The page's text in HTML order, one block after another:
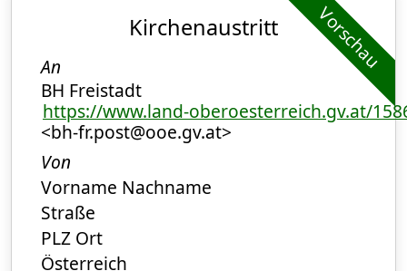
Vorschau
Kirchenaustritt
An
BH Freistadt
https://www.land-oberoesterreich.gv.at/
<bh-fr.post@ooe.gv.at>
Von
Vorname Nachname
Straße
PLZ Ort
Österreich